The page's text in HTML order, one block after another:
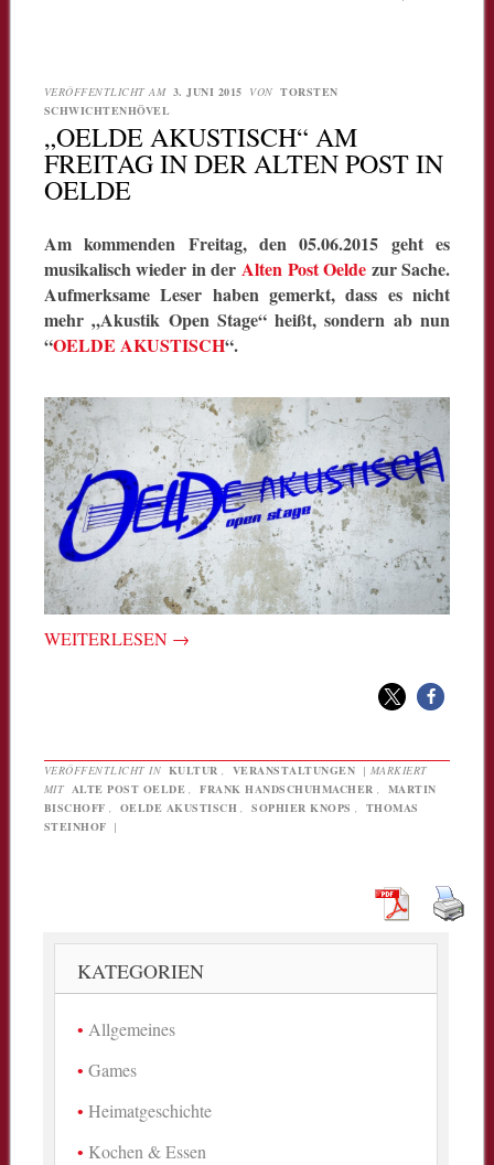
VERÖFFENTLICHT AM 3. JUNI 2015 VON TORSTEN
SCHWICHTENHÖVEL
„OELDE AKUSTISCH“ AM
FREITAG IN DER ALTEN POST IN
OELDE
Am kommenden Freitag, den 05.06.2015 geht es
musikalisch wieder in der Alten Post Oelde zur Sache.
Aufmerksame Leser haben gemerkt, dass es nicht
mehr „Akustik Open Stage“ heißt, sondern ab nun
“OELDE AKUSTISCH“.
WEITERLESEN →
VERÖFFENTLICHT IN KULTUR VERANSTALTUNGEN | MARKIERT
MIT ALTE POST OELDE FRANK HANDSCHUHMACHER
MARTIN
BISCHOFF
OELDE AKUSTISCH SOPHIER KNOPS
THOMAS
STEINHOF |
KATEGORIEN
Allgemeines
Games
Heimatgeschichte
Kochen & Essen